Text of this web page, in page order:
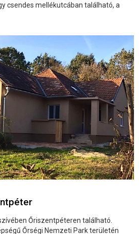
csendes mellékutcában található, a
Őriszentpéteren található.
Őrségi Nemzeti Park területén